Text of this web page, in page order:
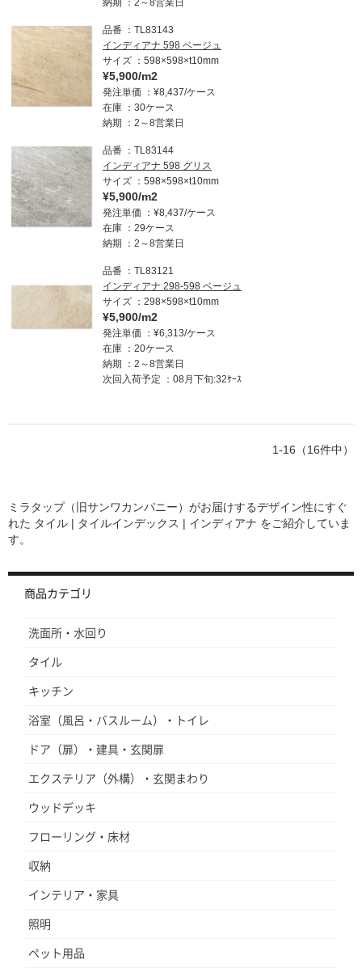
品番
TL83143
インディアナ 598 ベージュ
サイズ
598×598×t10mm
¥5,900/m2
発注単価
¥8,437/ケース
在庫
30ケース
納期
2～8営業日
品番
TL83144
インディアナ 598 グリス
サイズ
598×598×t10mm
¥5,900/m2
発注単価
¥8,437/ケース
在庫
29ケース
納期
2～8営業日
品番
TL83121
インディアナ 298-598 ベージュ
サイズ
298×598×t10mm
¥5,900/m2
発注単価
¥6,313/ケース
在庫
20ケース
納期
2～8営業日
次回入荷予定
08月下旬:32ｹｰｽ
1-16（16件中）
ミラタップ（旧サンワカンパニー）がお届けするデザイン性にすぐ
れた タイル | タイルインデックス | インディアナ をご紹介していま
す。
商品カテゴリ
洗面所・水回り
タイル
キッチン
浴室（風呂・バスルーム）・トイレ
ドア（扉）・建具・玄関扉
エクステリア（外構）・玄関まわり
ウッドデッキ
フローリング・床材
収納
インテリア・家具
照明
ペット用品